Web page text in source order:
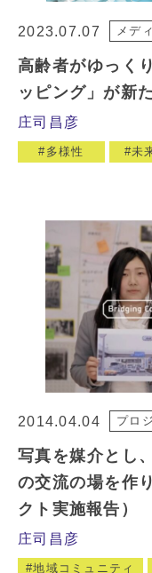
2023.07.07 メデ
高齢者がゆっく
ッピング」が新
庄司昌彦
多様性 未
2014.04.04 プロ
写真を媒介とし
の交流の場を作
クト実施報告）
庄司昌彦
地域コミュニティ